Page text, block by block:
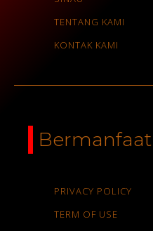
TENTANG KAMI
KONTAK KAMI
Bermanfaat
PRIVACY POLICY
TERM OF USE